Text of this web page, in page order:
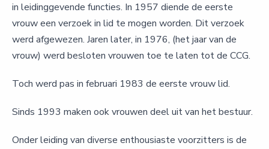
in leidinggevende functies. In 1957 diende de eerste
vrouw een verzoek in lid te mogen worden. Dit verzoek
werd afgewezen. Jaren later, in 1976, (het jaar van de
vrouw) werd besloten vrouwen toe te laten tot de CCG.
Toch werd pas in februari 1983 de eerste vrouw lid.
Sinds 1993 maken ook vrouwen deel uit van het bestuur.
Onder leiding van diverse enthousiaste voorzitters is de